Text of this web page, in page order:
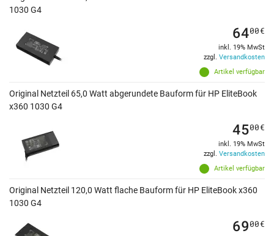
1030 G4
Artikel verfügbar
6400€
inkl. 19% MwSt
zzgl. Versandkosten
Original Netzteil 65,0 Watt abgerundete Bauform für HP EliteBook
x360 1030 G4
Artikel verfügbar
4500€
inkl. 19% MwSt
zzgl. Versandkosten
Original Netzteil 120,0 Watt flache Bauform für HP EliteBook x360
1030 G4
6900€